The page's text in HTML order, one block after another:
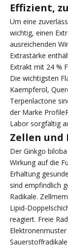
Effizient,
Um eine
wichtig, einen
ausreichenden
Extrastärke
Extrakt mit 24 %
Die wichtigsten
Kaempferol,
Terpenlactone
der Marke
Labor sorgfältig
Zellen
Der Ginkgo
Wirkung auf die
Erhaltung
sind empfindlich
Radikale.
Lipid-
reagiert. Freie